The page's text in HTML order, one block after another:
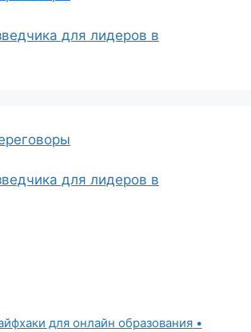
для лидеров в
для лидеров в
для онлайн образования•